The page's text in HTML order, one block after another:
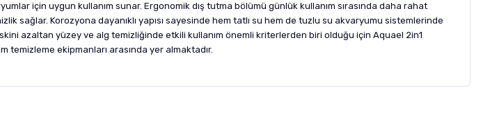
için uygun kullanım sunar. Ergonomik dış tutma bölümü günlük kullanım sırasında daha rahat
Korozyona dayanıklı yapısı sayesinde hem tatlı su hem de tuzlu su akvaryumu sistemlerinde
azaltan yüzey ve alg temizliğinde etkili kullanım önemli kriterlerden biri olduğu için Aquael 2in1
temizleme ekipmanları arasında yer almaktadır.